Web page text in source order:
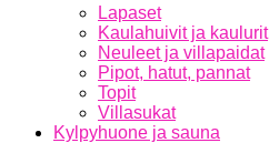
Lapaset
Kaulahuivit ja kaulurit
Neuleet ja villapaidat
Pipot, hatut, pannat
Topit
Villasukat
Kylpyhuone ja sauna